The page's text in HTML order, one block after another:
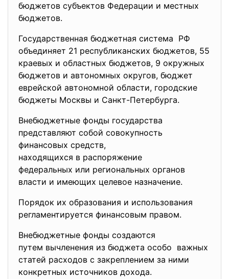
бюджетов субъектов Федерации и местных
бюджетов.
Государственная бюджетная система РФ
объединяет 21 республиканских бюджетов, 55
краевых и областных бюджетов, 9 окружных
бюджетов и автономных округов, бюджет
еврейской автономной области, городские
бюджеты Москвы и Санкт-Петербурга.
Внебюджетные фонды государства
представляют собой совокупность
финансовых средств,
находящихся в распоряжение
федеральных или региональных органов
власти и имеющих целевое назначение.
Порядок их образования и использования
регламентируется финансовым правом.
Внебюджетные фонды создаются
путем вычленения из бюджета особо важных
статей расходов с закреплением за ними
конкретных источников дохода.